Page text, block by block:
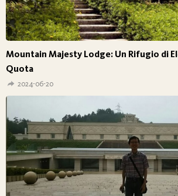
Mountain Majesty Lodge: Un Rifugio di
Quota
2024-06-20